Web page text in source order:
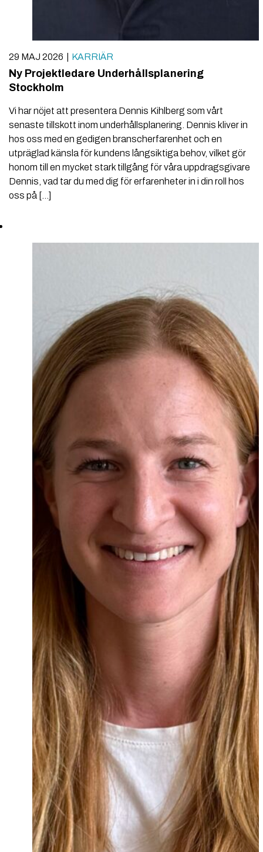
29 MAJ 2026 KARRIÄR
Ny Projektledare Underhållsplanering
Stockholm
Vi har nöjet att presentera Dennis Kihlberg som vårt
senaste tillskott inom underhållsplanering. Dennis kliver in
hos oss med en gedigen branscherfarenhet och en
utpräglad känsla för kundens långsiktiga behov, vilket gör
honom till en mycket stark tillgång för våra uppdragsgivare
Dennis, vad tar du med dig för erfarenheter in i din roll hos
oss på […]